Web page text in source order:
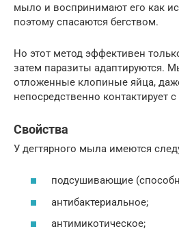
мыло и воспринимают его как
поэтому спасаются бегством.
Но этот метод эффективен
затем паразиты адаптируются.
отложенные клопиные яйца,
непосредственно контактирует
Свойства
У дегтярного мыла имеются
подсушивающие
антибактериальное;
антимикотическое;